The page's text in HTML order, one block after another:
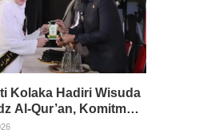
Kolaka Hadiri Wisuda
Al-Qur’an, Komitmen
Pendidikan